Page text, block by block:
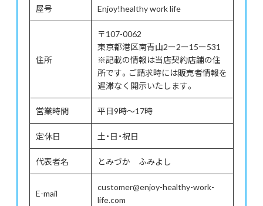
屋号 Enjoy!healthy work life
住所
〒107-0062
東京都港区南青山2ー2ー15ー531
※記載の情報は当店契約店舗の住
所です。ご請求時には販売者情報を
遅滞なく開示いたします。
営業時間 平日9時～17時
定休日 土・日・祝日
代表者名 とみづか ふみよし
E-mail
customer@enjoy-healthy-work-
life.com